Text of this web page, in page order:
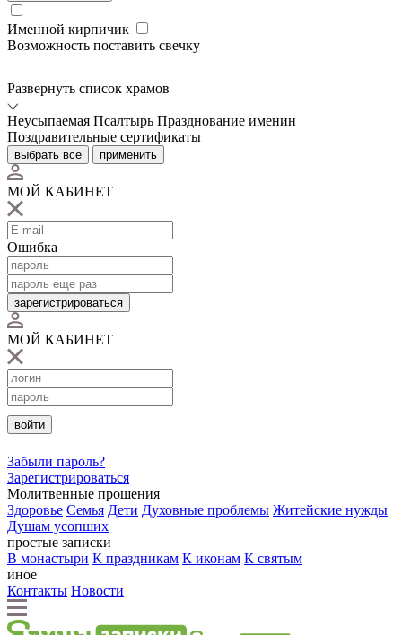
Именной кирпичик
Возможность поставить свечку
Развернуть список храмов
Неусыпаемая Псалтырь Празднование именин
Поздравительные сертификаты
выбрать все применить
МОЙ КАБИНЕТ
Ошибка
зарегистрироваться
МОЙ КАБИНЕТ
войти
Забыли пароль?
Зарегистрироваться
Молитвенные прошения
Здоровье Семья Дети Духовные проблемы Житейские нужды
Душам усопших
простые записки
В монастыри К праздникам К иконам К святым
иное
Контакты Новости